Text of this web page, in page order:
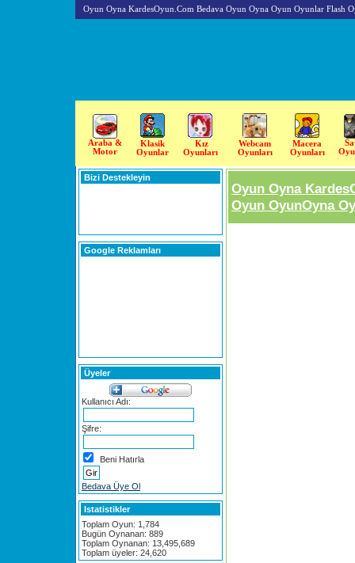
Oyun Oyna KardesOyun.Com Bedava Oyun Oyna Oyun Oyunlar Flash
Araba &
Motor
Klasik
Oyunlar
Kız
Oyunları
Webcam
Oyunları
Macera
Oyunları
Bizi Destekleyin
Google Reklamları
Üyeler
Kullanıcı Adı:
Şifre:
Beni Hatırla
Bedava Üye Ol
Istatistikler
Toplam Oyun: 1,784
Bugün Oynanan: 889
Toplam Oynanan: 13,495,689
Toplam üyeler: 24,620
Oyun Oyna
Oyun OyunOyna